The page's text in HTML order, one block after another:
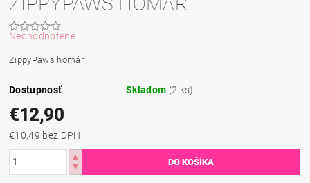
Neohodnotené
ZippyPaws homár
Dostupnosť Skladom (2 ks)
€12,90
€10,49 bez DPH